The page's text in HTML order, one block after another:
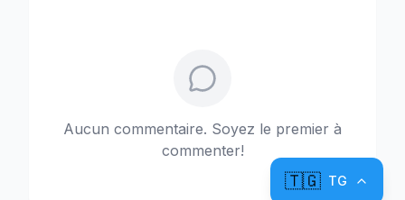
Aucun commentaire. Soyez le premier à
commenter!
🇹🇬 TG